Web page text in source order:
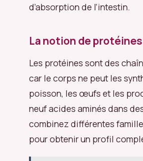
d’absorption de l’intestin.
La notion de
Les protéines sont des
car le corps ne peut les
poisson, les œufs et les
neuf acides aminés dans
combinez différentes
pour obtenir un profil